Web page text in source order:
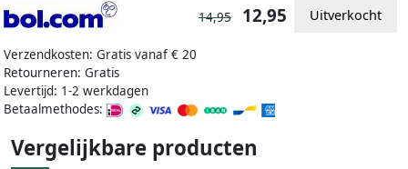
Verzendkosten: Gratis vanaf € 20
Retourneren: Gratis
Levertijd: 1-2 werkdagen
Betaalmethodes:
14,95 12,95 Uitverkocht
Vergelijkbare producten